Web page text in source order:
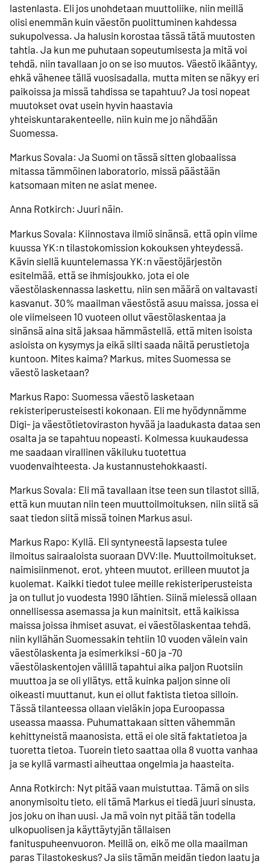
lastenlasta. Eli jos unohdetaan muuttoliike, niin meillä
olisi enemmän kuin väestön puolittuminen kahdessa
sukupolvessa. Ja halusin korostaa tässä tätä muutosten
tahtia. Ja kun me puhutaan sopeutumisesta ja mitä voi
tehdä, niin tavallaan jo on se iso muutos. Väestö ikääntyy,
ehkä vähenee tällä vuosisadalla, mutta miten se näkyy eri
paikoissa ja missä tahdissa se tapahtuu? Ja tosi nopeat
muutokset ovat usein hyvin haastavia
yhteiskuntarakenteelle, niin kuin me jo nähdään
Suomessa.
Markus Sovala: Ja Suomi on tässä sitten globaalissa
mitassa tämmöinen laboratorio, missä päästään
katsomaan miten ne asiat menee.
Anna Rotkirch: Juuri näin.
Markus Sovala: Kiinnostava ilmiö sinänsä, että opin viime
kuussa YK:n tilastokomission kokouksen yhteydessä.
Kävin siellä kuuntelemassa YK:n väestöjärjestön
esitelmää, että se ihmisjoukko, jota ei ole
väestölaskennassa laskettu, niin sen määrä on valtavasti
kasvanut. 30% maailman väestöstä asuu maissa, jossa ei
ole viimeiseen 10 vuoteen ollut väestölaskentaa ja
sinänsä aina sitä jaksaa hämmästellä, että miten isoista
asioista on kysymys ja eikä silti saada näitä perustietoja
kuntoon. Mites kaima? Markus, mites Suomessa se
väestö lasketaan?
Markus Rapo: Suomessa väestö lasketaan
rekisteriperusteisesti kokonaan. Eli me hyödynnämme
Digi- ja väestötietoviraston hyvää ja laadukasta dataa sen
osalta ja se tapahtuu nopeasti. Kolmessa kuukaudessa
me saadaan virallinen väkiluku tuotettua
vuodenvaihteesta. Ja kustannustehokkaasti.
Markus Sovala: Eli mä tavallaan itse teen sun tilastot sillä,
että kun muutan niin teen muuttoilmoituksen, niin siitä sä
saat tiedon siitä missä toinen Markus asui.
Markus Rapo: Kyllä. Eli syntyneestä lapsesta tulee
ilmoitus sairaaloista suoraan DVV:lle. Muuttoilmoitukset,
naimisiinmenot, erot, yhteen muutot, erilleen muutot ja
kuolemat. Kaikki tiedot tulee meille rekisteriperusteista
ja on tullut jo vuodesta 1990 lähtien. Siinä mielessä ollaan
onnellisessa asemassa ja kun mainitsit, että kaikissa
maissa joissa ihmiset asuvat, ei väestölaskentaa tehdä,
niin kyllähän Suomessakin tehtiin 10 vuoden välein vain
väestölaskenta ja esimerkiksi -60 ja -70
väestölaskentojen välillä tapahtui aika paljon Ruotsiin
muuttoa ja se oli yllätys, että kuinka paljon sinne oli
oikeasti muuttanut, kun ei ollut faktista tietoa silloin.
Tässä tilanteessa ollaan vieläkin jopa Euroopassa
useassa maassa. Puhumattakaan sitten vähemmän
kehittyneistä maanosista, että ei ole sitä faktatietoa ja
tuoretta tietoa. Tuorein tieto saattaa olla 8 vuotta vanhaa
ja se kyllä varmasti aiheuttaa ongelmia ja haasteita.
Anna Rotkirch: Nyt pitää vaan muistuttaa. Tämä on siis
anonymisoitu tieto, eli tämä Markus ei tiedä juuri sinusta,
jos joku on ihan uusi. Ja mä voin nyt pitää tän todella
ulkopuolisen ja käyttäytyjän tällaisen
fanituspuheenvuoron. Meillä on, eikö me olla maailman
paras Tilastokeskus? Ja siis tämän meidän tiedon laatu ja